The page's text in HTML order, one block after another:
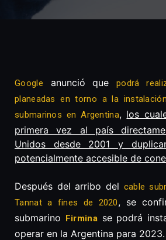
Google anunció que podrá
planeadas en torno a la
submarinos en Argentina, los
primera vez al país
Unidos desde 2001 y
potencialmente accesible de
Después del arribo del cable
Tannat a fines de 2020, se
submarino Firminase podrá
operar en la Argentina para 2023.